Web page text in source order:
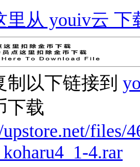
里从 youiv云 下
制以下链接到
下载
files/
4.rar